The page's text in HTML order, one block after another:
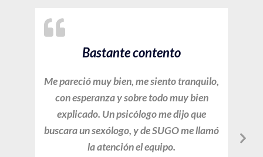
Bastante contento
Me pareció muy bien, me siento tranquilo,
con esperanza y sobre todo muy bien
explicado. Un psicólogo me dijo que
buscara un sexólogo, y de SUGO me llamó
la atención el equipo.